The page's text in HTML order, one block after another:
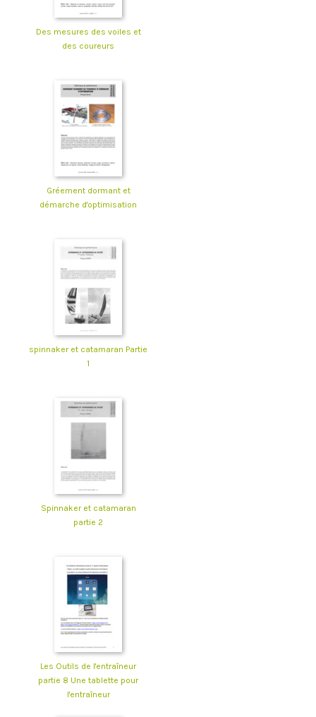
Des mesures des voiles et
des coureurs
Gréement dormant et
démarche d'optimisation
spinnaker et catamaran Partie
1
Spinnaker et catamaran
partie 2
Les Outils de l'entraîneur
partie 8 Une tablette pour
l'entraîneur